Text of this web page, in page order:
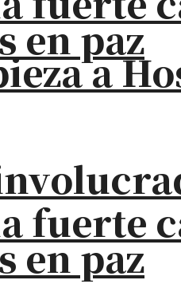
a
fuerte
en paz
en paz